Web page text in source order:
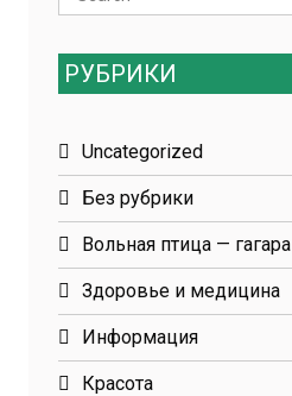
for:
РУБРИКИ
Uncategorized
Без рубрики
Вольная птица — гагара
Здоровье и медицина
Информация
Красота